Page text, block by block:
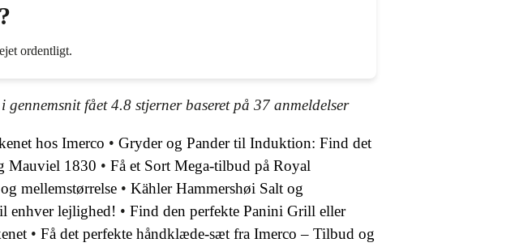
ordentligt.
gennemsnit fået4.8 stjerner baseret på 37 anmeldelser
hos Imerco • Gryder og Pander til Induktion: Find det
Mauviel 1830 • Få et Sort Mega-tilbud på Royal
mellemstørrelse • Kähler Hammershøi Salt og
enhver lejlighed! • Find den perfekte Panini Grill eller
• Få det perfekte håndklæde-sæt fra Imerco – Tilbud og